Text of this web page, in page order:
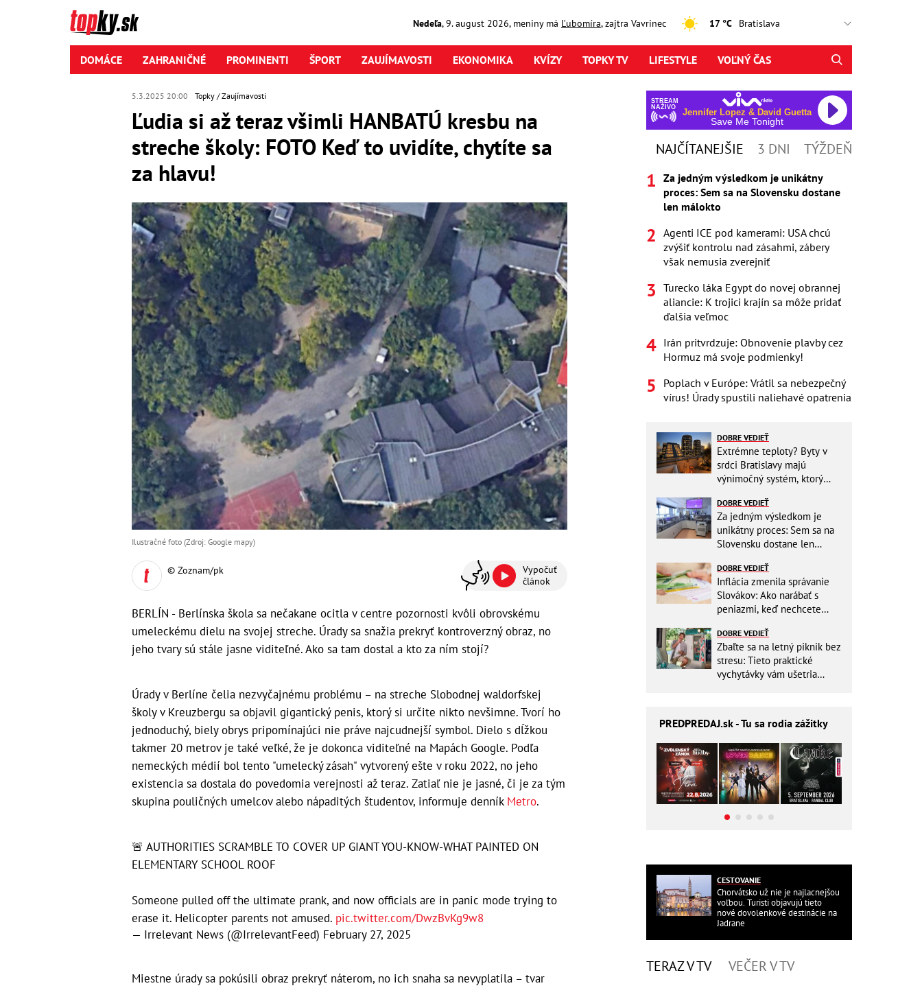
Nedeľa,9. august2026, meniny má Ľubomíra, zajtra Vavrinec 17 °C
DOMÁCE ZAHRANIČNÉ PROMINENTI ŠPORT ZAUJÍMAVOSTI EKONOMIKA KVÍZY TOPKY TV LIFESTYLE VOĽNÝ ČAS
5.3.2025 20:00 Topky Zaujímavosti
Ľudia si až teraz všimli HANBATÚ kresbu na
streche školy: FOTO Keď to uvidíte, chytíte sa
za hlavu!
Ilustračné foto (Zdroj: Google mapy)
© Zoznam/pk
Vypočuť
článok
BERLÍN - Berlínska škola sa nečakane ocitla v centre pozornosti kvôli obrovskému
umeleckému dielu na svojej streche. Úrady sa snažia prekryť kontroverzný obraz, no
jeho tvary sú stále jasne viditeľné. Ako sa tam dostal a kto za ním stojí?
Úrady v Berlíne čelia nezvyčajnému problému – na streche Slobodnej waldorfskej
školy v Kreuzbergu sa objavil gigantický penis, ktorý si určite nikto nevšimne. Tvorí ho
jednoduchý, biely obrys pripomínajúci nie práve najcudnejší symbol. Dielo s dĺžkou
takmer 20 metrov je také veľké, že je dokonca viditeľné na Mapách Google. Podľa
nemeckých médií bol tento "umelecký zásah" vytvorený ešte v roku 2022, no jeho
existencia sa dostala do povedomia verejnosti až teraz. Zatiaľ nie je jasné, či je za tým
skupina pouličných umelcov alebo nápaditých študentov, informuje denník Metro.
🚨 AUTHORITIES SCRAMBLE TO COVER UP GIANT YOU-KNOW-WHAT PAINTED ON
ELEMENTARY SCHOOL ROOF
Someone pulled off the ultimate prank, and now officials are in panic mode trying to
erase it. Helicopter parents not amused. pic.twitter.com/DwzBvKg9w8
— Irrelevant News (@IrrelevantFeed) February 27, 2025
Miestne úrady sa pokúsili obraz prekryť náterom, no ich snaha sa nevyplatila – tvar
STREAM
NAŽIVO
Jennifer Lopez & David Guetta
Save Me Tonight
NAJČÍTANEJŠIE 3 DNI TÝŽDEŇ
Za jedným výsledkom je unikátny
proces: Sem sa na Slovensku dostane
len málokto
Agenti ICE pod kamerami: USA chcú
zvýšiť kontrolu nad zásahmi, zábery
však nemusia zverejniť
Turecko láka Egypt do novej obrannej
aliancie: K trojici krajín sa môže pridať
ďalšia veľmoc
Irán pritvrdzuje: Obnovenie plavby cez
Hormuz má svoje podmienky!
Poplach v Európe: Vrátil sa nebezpečný
vírus! Úrady spustili naliehavé opatrenia
DOBRE VEDIEŤ
Extrémne teploty? Byty v
srdci Bratislavy majú
výnimočný systém, ktorý
DOBRE VEDIEŤ
Za jedným výsledkom je
unikátny proces: Sem sa na
Slovensku dostane len
DOBRE VEDIEŤ
Inflácia zmenila správanie
Slovákov: Ako narábať s
peniazmi, keď nechcete
DOBRE VEDIEŤ
Zbaľte sa na letný piknik bez
stresu: Tieto praktické
vychytávky vám ušetria
PREDPREDAJ.sk - Tu sa rodia zážitky
CESTOVANIE
Chorvátsko už nie je najlacnejšou
voľbou. Turisti objavujú tieto
nové dovolenkové destinácie na
Jadrane
TERAZ V TV VEČER V TV